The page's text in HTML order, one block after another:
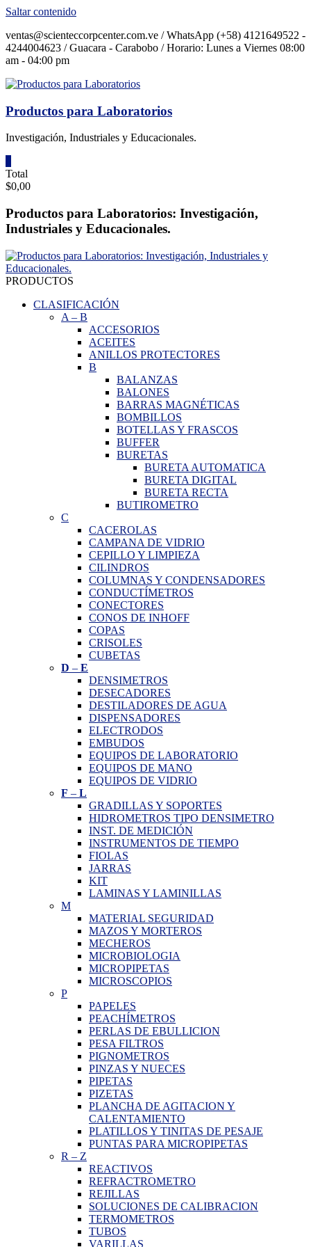
Saltar contenido
ventas@scienteccorpcenter.com.ve / WhatsApp (+58) 4121649522 -
4244004623 / Guacara - Carabobo / Horario: Lunes a Viernes 08:00
am - 04:00 pm
Productos para Laboratorios
Investigación, Industriales y Educacionales.
Total
$0,00
Productos para Laboratorios: Investigación,
Industriales y Educacionales.
PRODUCTOS
CLASIFICACIÓN
A – B
ACCESORIOS
ACEITES
ANILLOS PROTECTORES
B
BALANZAS
BALONES
BARRAS MAGNÉTICAS
BOMBILLOS
BOTELLAS Y FRASCOS
BUFFER
BURETAS
BURETA AUTOMATICA
BURETA DIGITAL
BURETA RECTA
BUTIROMETRO
C
CACEROLAS
CAMPANA DE VIDRIO
CEPILLO Y LIMPIEZA
CILINDROS
COLUMNAS Y CONDENSADORES
CONDUCTÍMETROS
CONECTORES
CONOS DE INHOFF
COPAS
CRISOLES
CUBETAS
D – E
DENSIMETROS
DESECADORES
DESTILADORES DE AGUA
DISPENSADORES
ELECTRODOS
EMBUDOS
EQUIPOS DE LABORATORIO
EQUIPOS DE MANO
EQUIPOS DE VIDRIO
F – L
GRADILLAS Y SOPORTES
HIDROMETROS TIPO DENSIMETRO
INST. DE MEDICIÓN
INSTRUMENTOS DE TIEMPO
FIOLAS
JARRAS
KIT
LAMINAS Y LAMINILLAS
M
MATERIAL SEGURIDAD
MAZOS Y MORTEROS
MECHEROS
MICROBIOLOGIA
MICROPIPETAS
MICROSCOPIOS
P
PAPELES
PEACHÍMETROS
PERLAS DE EBULLICION
PESA FILTROS
PIGNOMETROS
PINZAS Y NUECES
PIPETAS
PIZETAS
PLANCHA DE AGITACION Y
CALENTAMIENTO
PLATILLOS Y TINITAS DE PESAJE
PUNTAS PARA MICROPIPETAS
R – Z
REACTIVOS
REFRACTROMETRO
REJILLAS
SOLUCIONES DE CALIBRACION
TERMOMETROS
TUBOS
VARILLAS